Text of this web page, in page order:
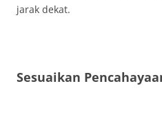
jarak dekat.
Sesuaikan